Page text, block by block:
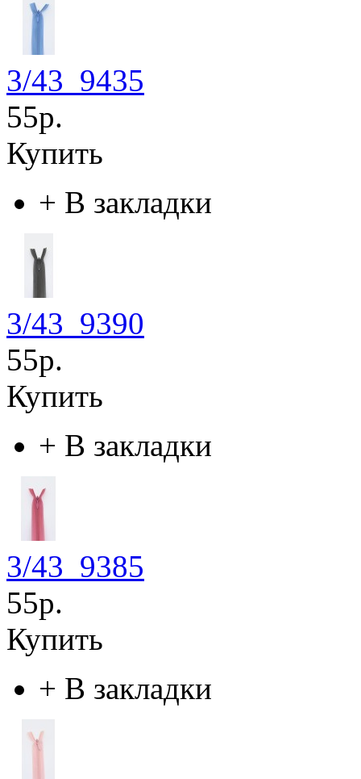
3/43_9435
55р.
Купить
+ В закладки
3/43_9390
55р.
Купить
+ В закладки
3/43_9385
55р.
Купить
+ В закладки